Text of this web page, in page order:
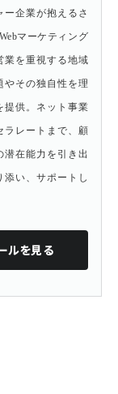
ー企業が抱えるさ
マーケティング
業を重視する地域
やその独自性を理
提供。ネット事業
ラレートまで、顧
潜在能力を引き出
添い、サポートし
ルを見る